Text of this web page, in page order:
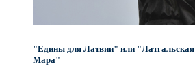
"Едины для Латвии" или "Латгальская
Мара"